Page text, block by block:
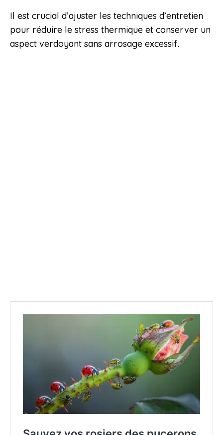
Il est crucial d’ajuster les techniques d’entretien
pour réduire le stress thermique et conserver un
aspect verdoyant sans arrosage excessif.